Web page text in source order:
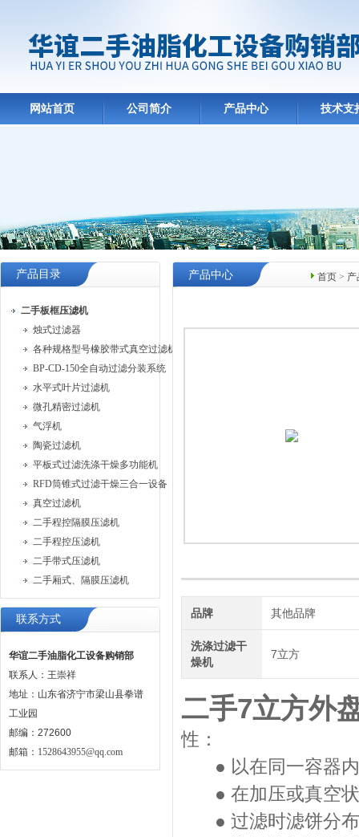
网站首页 公司简介 产品中心 技术支
产品目录
二手板框压滤机
烛式过滤器
各种规格型号橡胶带式真空过滤机
BP-CD-150全自动过滤分装系统
水平式叶片过滤机
微孔精密过滤机
气浮机
陶瓷过滤机
平板式过滤洗涤干燥多功能机
RFD筒锥式过滤干燥三合一设备
真空过滤机
二手程控隔膜压滤机
二手程控压滤机
二手带式压滤机
二手厢式、隔膜压滤机
联系方式
华谊二手油脂化工设备购销部
联系人：王崇祥
地址：山东省济宁市梁山县拳谱
工业园
邮编：272600
邮箱： 1528643955@qq.com
首页 > 产
产品中心
品牌 其他品牌
洗涤过滤干
燥机
7立方
二手7立方外
性：
● 以在同一容器内
● 在加压或真空状
● 过滤时滤饼分布